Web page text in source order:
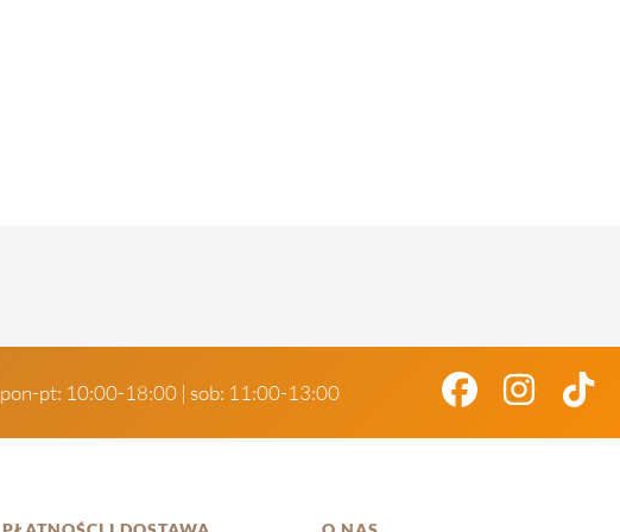
pon-pt: 10:00-18:00 | sob: 11:00-13:00